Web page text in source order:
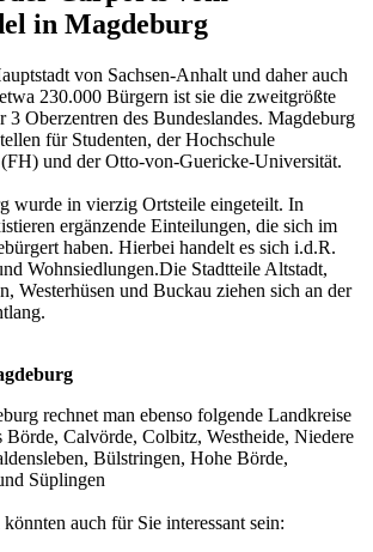
in Magdeburg
von Sachsen-Anhalt und daher auch
230.000 Bürgern ist sie die zweitgrößte
3 Oberzentren des Bundeslandes. Magdeburg
für Studenten, der Hochschule
und der Otto-von-Guericke-Universität.
wurde in vierzig Ortsteile eingeteilt. In
ergänzende Einteilungen, die sich im
haben. Hierbei handelt es sich i.d.R.
Wohnsiedlungen.Die Stadtteile Altstadt,
Westerhüsen und Buckau ziehen sich an der
rechnet man ebenso folgende Landkreise
Börde, Calvörde, Colbitz, Westheide, Niedere
Bülstringen, Hohe Börde,
Süplingen
auch für Sie interessant sein: